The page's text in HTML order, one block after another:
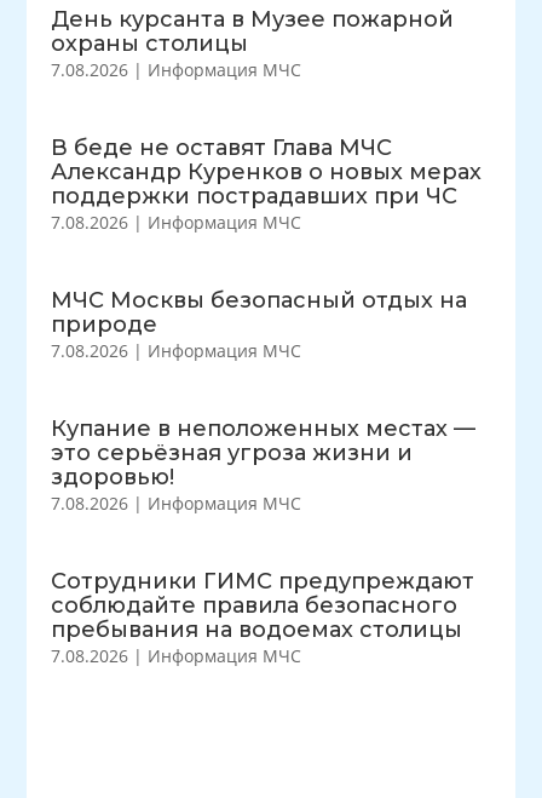
День курсанта в Музее пожарной
охраны столицы
7.08.2026 | Информация МЧС
В беде не оставят Глава МЧС
Александр Куренков о новых мерах
поддержки пострадавших при ЧС
7.08.2026 | Информация МЧС
МЧС Москвы безопасный отдых на
природе
7.08.2026 | Информация МЧС
Купание в неположенных местах —
это серьёзная угроза жизни и
здоровью!
7.08.2026 | Информация МЧС
Сотрудники ГИМС предупреждают
соблюдайте правила безопасного
пребывания на водоемах столицы
7.08.2026 | Информация МЧС